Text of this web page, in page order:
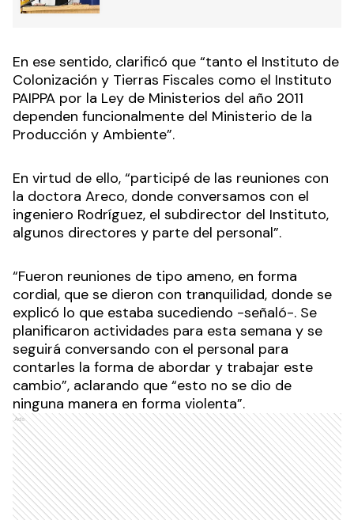
En ese sentido, clarificó que “tanto el Instituto de
Colonización y Tierras Fiscales como el Instituto
PAIPPA por la Ley de Ministerios del año 2011
dependen funcionalmente del Ministerio de la
Producción y Ambiente”.
En virtud de ello, “participé de las reuniones con
la doctora Areco, donde conversamos con el
ingeniero Rodríguez, el subdirector del Instituto,
algunos directores y parte del personal”.
“Fueron reuniones de tipo ameno, en forma
cordial, que se dieron con tranquilidad, donde se
explicó lo que estaba sucediendo -señaló-. Se
planificaron actividades para esta semana y se
seguirá conversando con el personal para
contarles la forma de abordar y trabajar este
cambio”, aclarando que “esto no se dio de
ninguna manera en forma violenta”.
Ads